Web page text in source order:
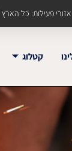
אזורי פעילות: כל הארץ
קטלוג